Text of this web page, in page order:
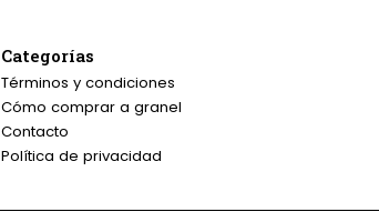
Categorías
Términos y condiciones
Cómo comprar a granel
Contacto
Política de privacidad